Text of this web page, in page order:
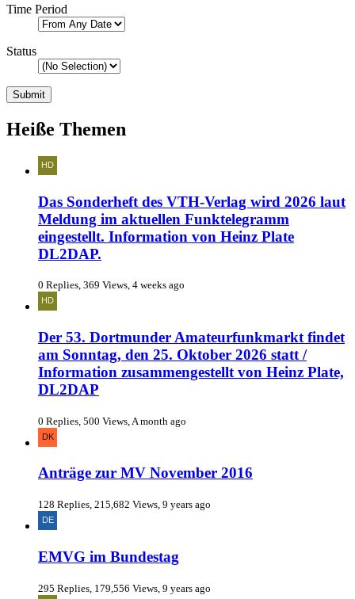
Time Period
Status
Heiße Themen
Das Sonderheft des VTH-Verlag wird 2026 laut
Meldung im aktuellen Funktelegramm
eingestellt. Information von Heinz Plate
DL2DAP.
0 Replies, 369 Views, 4 weeks ago
Der 53. Dortmunder Amateurfunkmarkt findet
am Sonntag, den 25. Oktober 2026 statt /
Information zusammengestellt von Heinz Plate,
DL2DAP
0 Replies, 500 Views, A month ago
Anträge zur MV November 2016
128 Replies, 215,682 Views, 9 years ago
EMVG im Bundestag
295 Replies, 179,556 Views, 9 years ago